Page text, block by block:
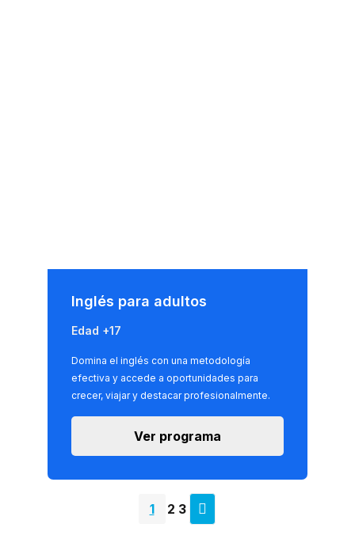
Inglés para adultos
Edad +17
Domina el inglés con una metodología
efectiva y accede a oportunidades para
crecer, viajar y destacar profesionalmente.
Ver programa
1 2 3